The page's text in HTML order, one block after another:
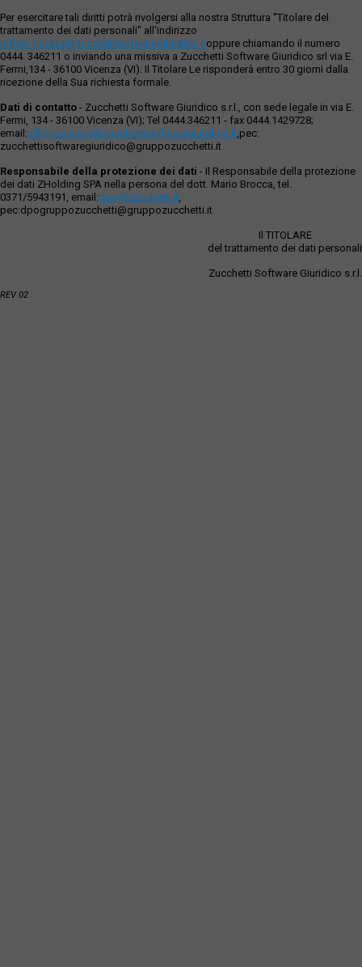
Per esercitare tali diritti potrà rivolgersi alla nostra Struttura "Titolare del
trattamento dei dati personali" all'indirizzo
ufficio.privacy@zucchettisofwaregiuridico.itoppure chiamando il numero
0444. 346211 o inviando una missiva a Zucchetti Software Giuridico srl via E.
Fermi,134 - 36100 Vicenza (VI). Il Titolare Le risponderà entro 30 giorni dalla
ricezione della Sua richiesta formale.
Dati di contatto - Zucchetti Software Giuridico s.r.l., con sede legale in via E.
Fermi, 134 - 36100 Vicenza (VI); Tel 0444.346211 - fax 0444.1429728;
email:ufficio.privacy@zucchettisoftwaregiuridico.it,pec:
zucchettisoftwaregiuridico@gruppozucchetti.it
Responsabile della protezione dei dati - Il Responsabile della protezione
dei dati ZHolding SPA nella persona del dott. Mario Brocca, tel.
0371/5943191, email:dpo@zucchetti.it,
pec:dpogruppozucchetti@gruppozucchetti.it
Il TITOLARE
del trattamento dei dati personali
Zucchetti Software Giuridico s.r.l.
REV 02